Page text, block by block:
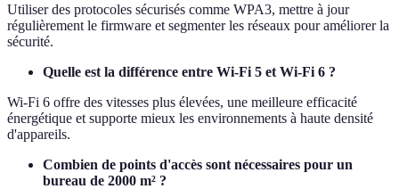
Utiliser des protocoles sécurisés comme WPA3, mettre à jour
régulièrement le firmware et segmenter les réseaux pour améliorer la
sécurité.
Quelle est la différence entre Wi-Fi 5 et Wi-Fi 6 ?
Wi-Fi 6 offre des vitesses plus élevées, une meilleure efficacité
énergétique et supporte mieux les environnements à haute densité
d'appareils.
Combien de points d'accès sont nécessaires pour un
bureau de 2000 m² ?